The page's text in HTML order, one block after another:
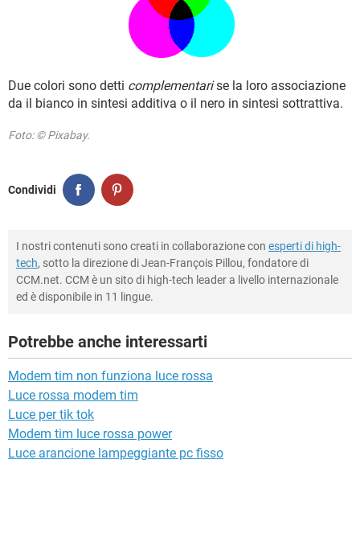
Due colori sono detti complementarise la loro associazione
da il bianco in sintesi additiva o il nero in sintesi sottrattiva.
Foto: © Pixabay.
Condividi
I nostri contenuti sono creati in collaborazione con esperti di high-
tech, sotto la direzione di Jean-François Pillou, fondatore di
CCM.net. CCM è un sito di high-tech leader a livello internazionale
ed è disponibile in 11 lingue.
Potrebbe anche interessarti
Modem tim non funziona luce rossa
Luce rossa modem tim
Luce per tik tok
Modem tim luce rossa power
Luce arancione lampeggiante pc fisso